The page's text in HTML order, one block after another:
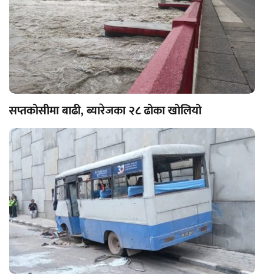
सप्तकोसीमा बाढी, ब्यारेजका २८ ढोका खोलियो